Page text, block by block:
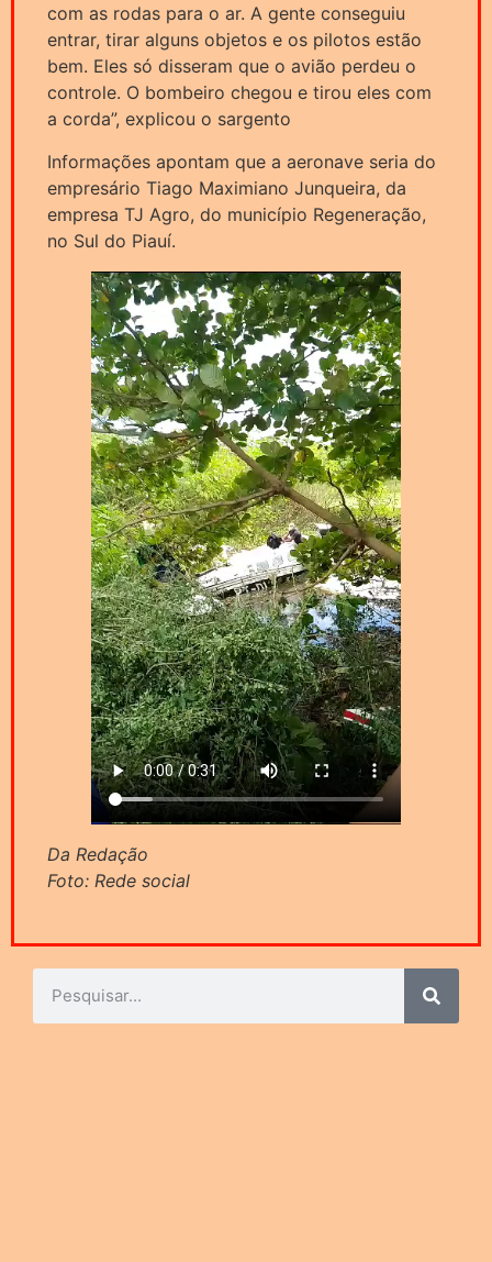
com as rodas para o ar. A gente conseguiu
entrar, tirar alguns objetos e os pilotos estão
bem. Eles só disseram que o avião perdeu o
controle. O bombeiro chegou e tirou eles com
a corda”, explicou o sargento
Informações apontam que a aeronave seria do
empresário Tiago Maximiano Junqueira, da
empresa TJ Agro, do município Regeneração,
no Sul do Piauí.
Da Redação
Foto: Rede social